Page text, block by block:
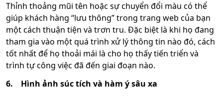
Thỉnh thoảng mũi tên hoặc sự chuyển đổi màu có thể
giúp khách hàng “lưu thông” trong trang web của bạn
một cách thuận tiện và trơn tru. Đặc biệt là khi họ đang
tham gia vào một quá trình xử lý thông tin nào đó, cách
tốt nhất để họ thoải mái là cho họ thấy tiến triển và
trình tự công việc đã đến giai đoạn nào.
6. Hình ảnh súc tích và hàm ý sâu xa